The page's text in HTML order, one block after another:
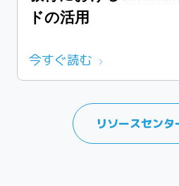
ドの活用
今すぐ読む
リソースセンタ